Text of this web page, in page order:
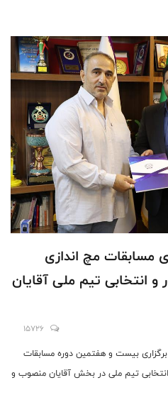
مسابقات مچ اندازی
انتخابی تیم ملی آقایان
15726
بیست و هفتمین دوره مسابقات
تیم ملی در بخش آقایان منصوب و